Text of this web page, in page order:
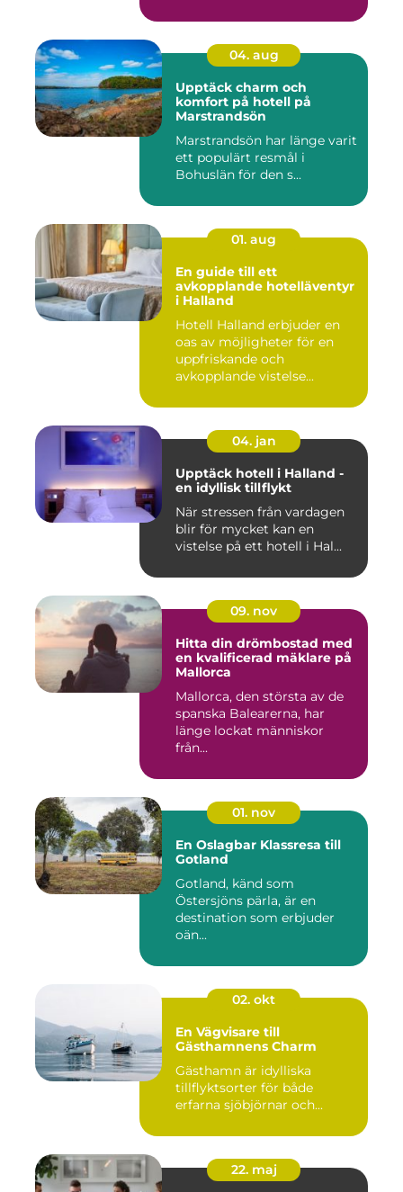
04. aug
Upptäck charm och
komfort på hotell på
Marstrandsön
Marstrandsön har länge varit
ett populärt resmål i
Bohuslän för den s...
01. aug
En guide till ett
avkopplande hotelläventyr
i Halland
Hotell Halland erbjuder en
oas av möjligheter för en
uppfriskande och
avkopplande vistelse...
04. jan
Upptäck hotell i Halland -
en idyllisk tillflykt
När stressen från vardagen
blir för mycket kan en
vistelse på ett hotell i Hal...
09. nov
Hitta din drömbostad med
en kvalificerad mäklare på
Mallorca
Mallorca, den största av de
spanska Balearerna, har
länge lockat människor
från...
01. nov
En Oslagbar Klassresa till
Gotland
Gotland, känd som
Östersjöns pärla, är en
destination som erbjuder
oän...
02. okt
En Vägvisare till
Gästhamnens Charm
Gästhamn är idylliska
tillflyktsorter för både
erfarna sjöbjörnar och...
22. maj